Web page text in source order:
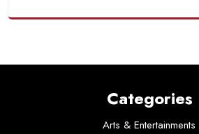
Categories
Arts & Entertainments